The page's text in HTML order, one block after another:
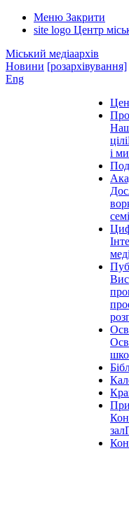
Меню Закрити
site logo Центр
Міський медіаархів
Новини [розархівування]
Eng
Про
цілі
і ми
зал